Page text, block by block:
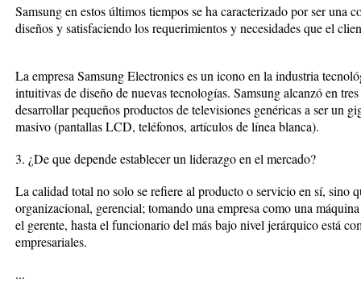
Samsung en estos últimos tiempos se ha caracterizado por ser una
diseños y satisfaciendo los requerimientos y necesidades que el
La empresa Samsung Electronics es un icono en la industria
intuitivas de diseño de nuevas tecnologías. Samsung alcanzó en
desarrollar pequeños productos de televisiones genéricas a ser un
masivo (pantallas LCD, teléfonos, artículos de línea blanca).
3. ¿De que depende establecer un liderazgo en el mercado?
La calidad total no solo se refiere al producto o servicio en sí, sino
organizacional, gerencial; tomando una empresa como una
el gerente, hasta el funcionario del más bajo nivel jerárquico está
empresariales.
...